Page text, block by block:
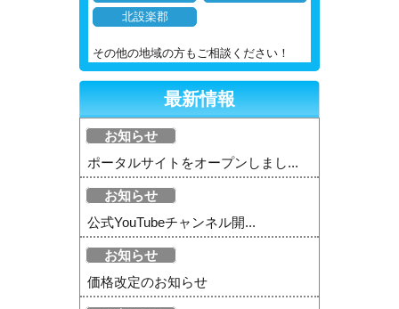
北設楽郡
その他の地域の方もご相談ください！
最新情報
お知らせ
ポータルサイトをオープンしまし...
お知らせ
公式YouTubeチャンネル開...
お知らせ
価格改定のお知らせ